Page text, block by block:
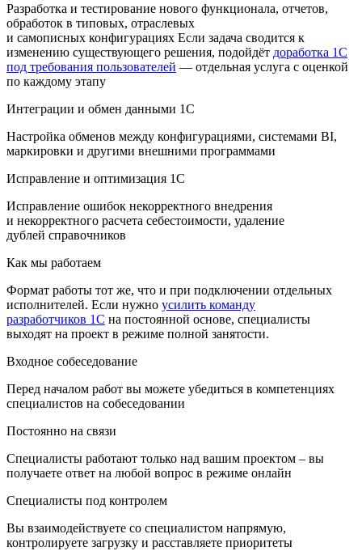
Разработка и тестирование нового функционала, отчетов,
обработок в типовых, отраслевых
и самописных конфигурациях Если задача сводится к
изменению существующего решения, подойдёт доработка 1С
под требования пользователей — отдельная услуга с оценкой
по каждому этапу
Интеграции и обмен данными 1C
Настройка обменов между конфигурациями, системами BI,
маркировки и другими внешними программами
Исправление и оптимизация 1C
Исправление ошибок некорректного внедрения
и некорректного расчета себестоимости, удаление
дублей справочников
Как мы работаем
Формат работы тот же, что и при подключении отдельных
исполнителей. Если нужно усилить команду
разработчиков 1С на постоянной основе, специалисты
выходят на проект в режиме полной занятости.
Входное собеседование
Перед началом работ вы можете убедиться в компетенциях
специалистов на собеседовании
Постоянно на связи
Специалисты работают только над вашим проектом – вы
получаете ответ на любой вопрос в режиме онлайн
Специалисты под контролем
Вы взаимодействуете со специалистом напрямую,
контролируете загрузку и расставляете приоритеты